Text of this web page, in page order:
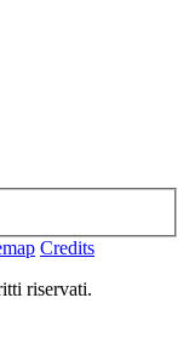
Credits
riservati.